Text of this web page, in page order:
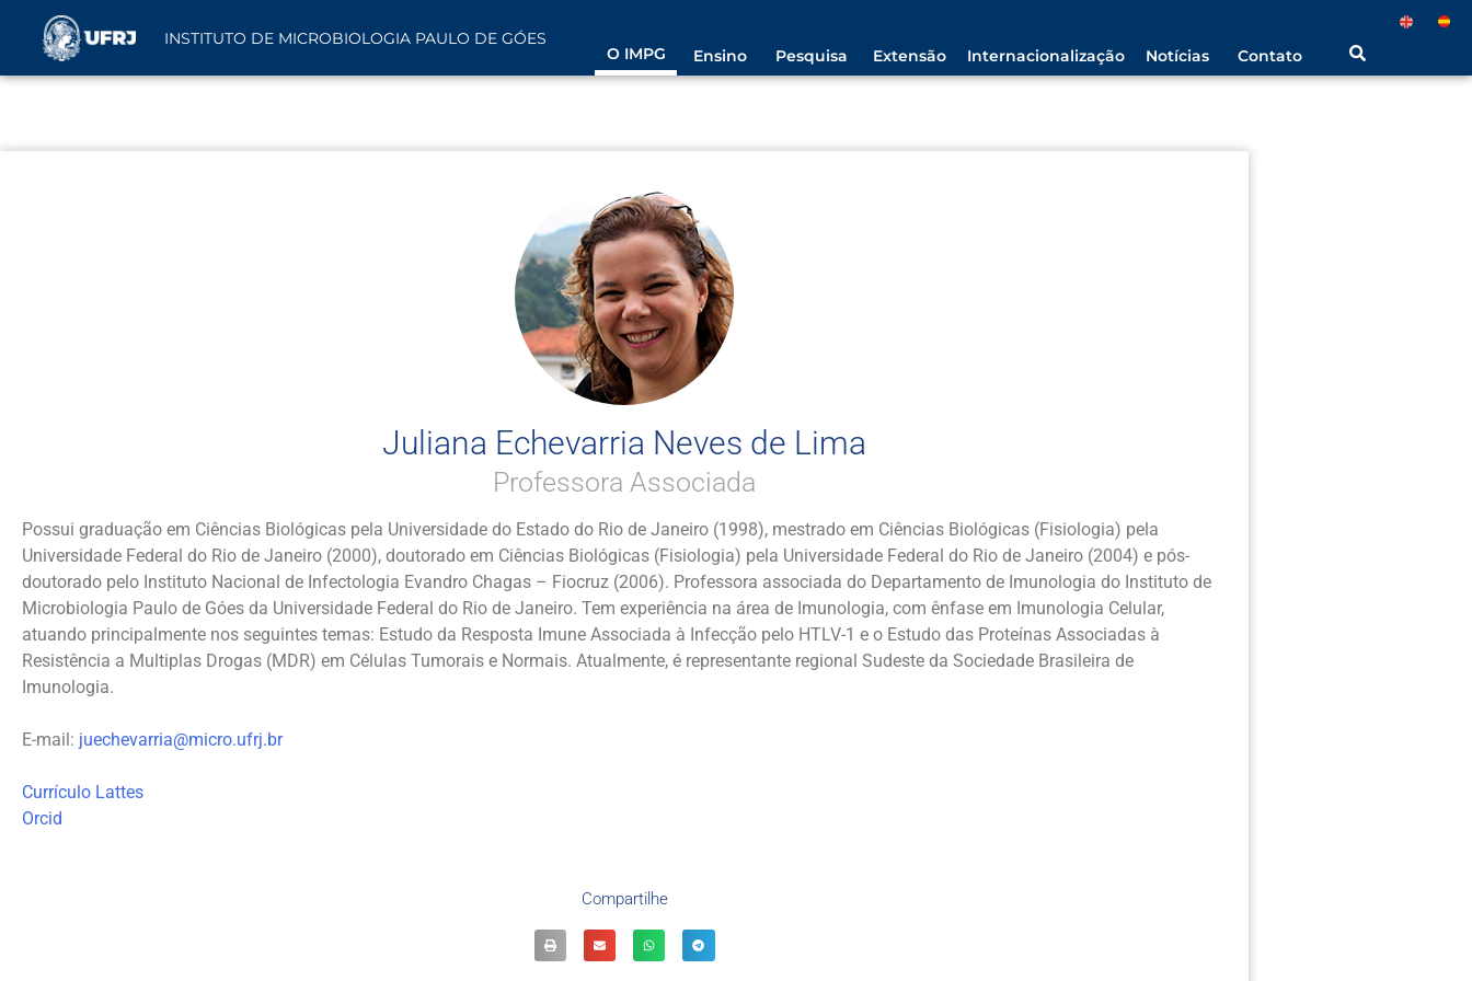
INSTITUTO DE MICROBIOLOGIA PAULO DE GÓES
O IMPG
Ensino Pesquisa Extensão Internacionalização Notícias Contato
Juliana Echevarria Neves de Lima
Professora Associada
Possui graduação em Ciências Biológicas pela Universidade do Estado do Rio de Janeiro (1998), mestrado em Ciências Biológicas (Fisiologia) pela
Universidade Federal do Rio de Janeiro (2000), doutorado em Ciências Biológicas (Fisiologia) pela Universidade Federal do Rio de Janeiro (2004) e pós-
doutorado pelo Instituto Nacional de Infectologia Evandro Chagas – Fiocruz (2006). Professora associada do Departamento de Imunologia do Instituto de
Microbiologia Paulo de Góes da Universidade Federal do Rio de Janeiro. Tem experiência na área de Imunologia, com ênfase em Imunologia Celular,
atuando principalmente nos seguintes temas: Estudo da Resposta Imune Associada à Infecção pelo HTLV-1 e o Estudo das Proteínas Associadas à
Resistência a Multiplas Drogas (MDR) em Células Tumorais e Normais. Atualmente, é representante regional Sudeste da Sociedade Brasileira de
Imunologia.
E-mail: juechevarria@micro.ufrj.br
Currículo Lattes
Orcid
Compartilhe